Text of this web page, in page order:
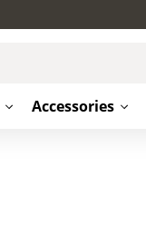
Accessories